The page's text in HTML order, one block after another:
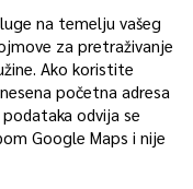
na temelju vašeg
za pretraživanje
Ako koristite
početna adresa
odvija se
Google Maps i nije